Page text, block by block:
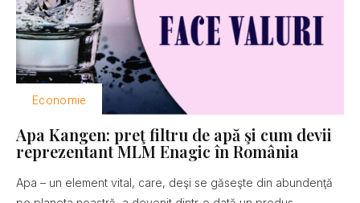
Economie
Apa Kangen: preţ filtru de apă şi cum devii
reprezentant MLM Enagic în România
Apa – un element vital, care, deşi se găseşte din abundenţă